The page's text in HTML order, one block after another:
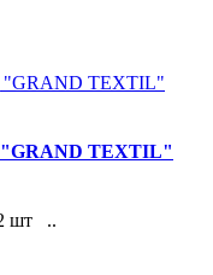
"GRAND TEXTIL"
шт ..